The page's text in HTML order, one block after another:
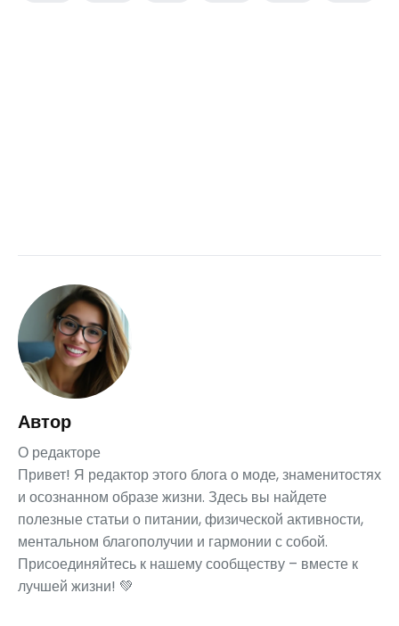
Автор
О редакторе
Привет! Я редактор этого блога о моде, знаменитостях
и осознанном образе жизни. Здесь вы найдете
полезные статьи о питании, физической активности,
ментальном благополучии и гармонии с собой.
Присоединяйтесь к нашему сообществу – вместе к
лучшей жизни! 💚